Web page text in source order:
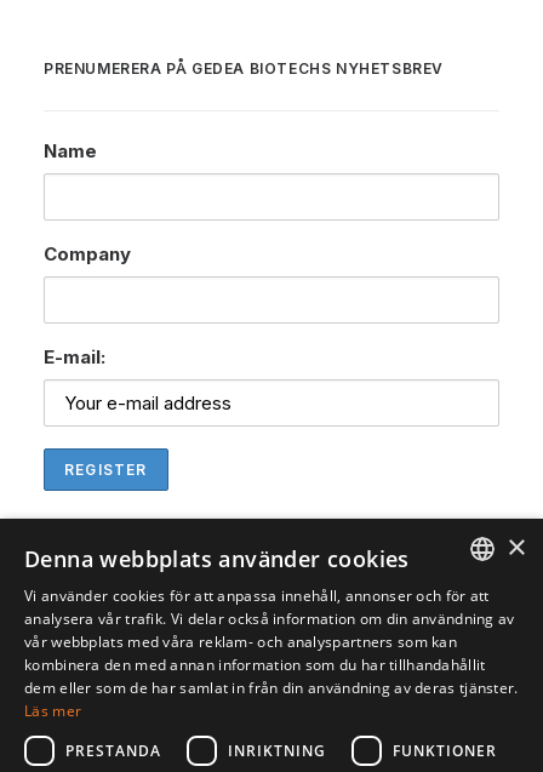
PRENUMERERA PÅ GEDEA BIOTECHS NYHETSBREV
Name
Company
E-mail:
ENGLISH
SVENSKA
×
Denna webbplats använder cookies
Vi använder cookies för att anpassa innehåll, annonser och för att
analysera vår trafik. Vi delar också information om din användning av
vår webbplats med våra reklam- och analyspartners som kan
kombinera den med annan information som du har tillhandahållit
dem eller som de har samlat in från din användning av deras tjänster.
Läs mer
PRESTANDA
INRIKTNING FUNKTIONER